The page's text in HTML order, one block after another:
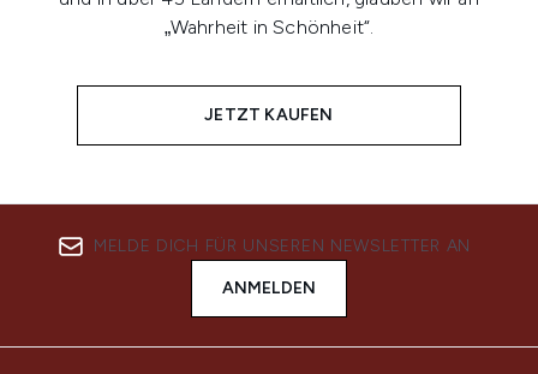
„Wahrheit in Schönheit“.
JETZT KAUFEN
MELDE DICH FÜR UNSEREN NEWSLETTER AN
ANMELDEN